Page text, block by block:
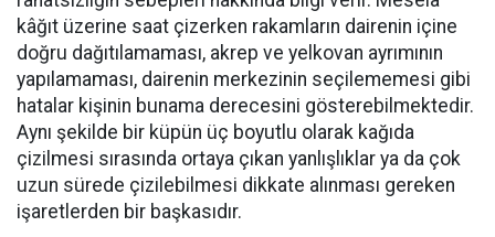
kâğıt üzerine saat çizerken rakamların dairenin içine
doğru dağıtılamaması, akrep ve yelkovan ayrımının
yapılamaması, dairenin merkezinin seçilememesi gibi
hatalar kişinin bunama derecesini gösterebilmektedir.
Aynı şekilde bir küpün üç boyutlu olarak kağıda
çizilmesi sırasında ortaya çıkan yanlışlıklar ya da çok
uzun sürede çizilebilmesi dikkate alınması gereken
işaretlerden bir başkasıdır.